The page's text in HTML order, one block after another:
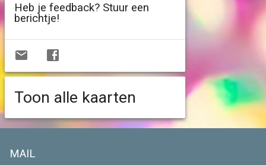
Heb je feedback? Stuur een
berichtje!
Toon alle kaarten
MAIL